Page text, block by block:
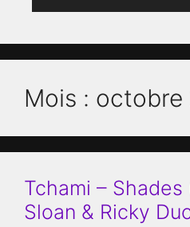
Mois : octobre
Tchami –
Sloan & Ricky